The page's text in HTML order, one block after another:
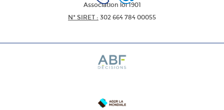
Association loi 1901
N* SIRET : 302 664 784 00055